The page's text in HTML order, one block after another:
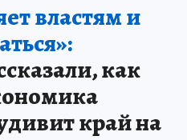
властям и
как
край на